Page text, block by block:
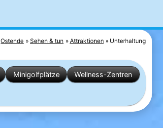
Ostende Sehen & tun Attraktionen Unterhaltung
Minigolfplätze
Wellness-Zentren